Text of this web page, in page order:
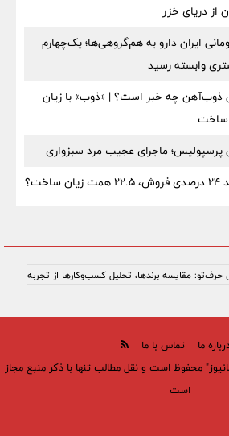
از دریای خزر
تومانی ایران دارو به هم‌گروهی‌ها؛ یک‌چهارم
وابسته رسید
۲.۴ همتی ذوب‌آهن چه خبر است؟ | «ذوب» با زیان
پرسپولیس؛ ماجرای عجیب مرد سبزواری
حرف‌تو: مقایسه برندها، تحلیل کسب‌وکارها از تجربه
ما
تماس با ما
محفوظ است و نقل مطالب تنها با ذکر منبع مجاز
است